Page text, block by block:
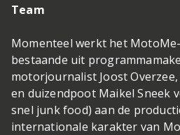
Team
Momenteel werkt het
bestaande uit
motorjournalist Joost Overzee,
en duizendpoot Maikel Sneek
snel junk food) aan de
internationale karakter van